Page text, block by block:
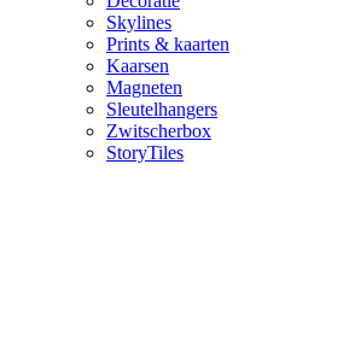
Skylines
Prints & kaarten
Kaarsen
Magneten
Sleutelhangers
Zwitscherbox
StoryTiles